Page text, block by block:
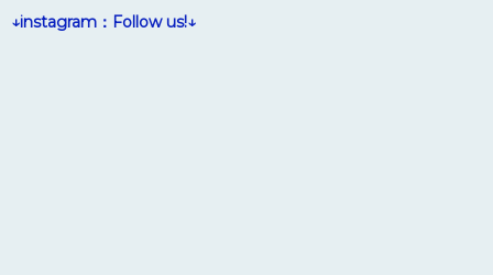
↓instagram：Follow us!↓